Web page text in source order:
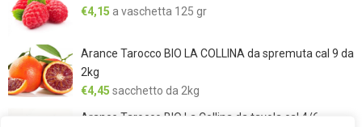
€4,15 a vaschetta 125 gr
Arance Tarocco BIO LA COLLINA da spremuta cal 9 da
2kg
€4,45 sacchetto da 2kg
Arance Tarocco BIO La Collina da tavola cal 4/6